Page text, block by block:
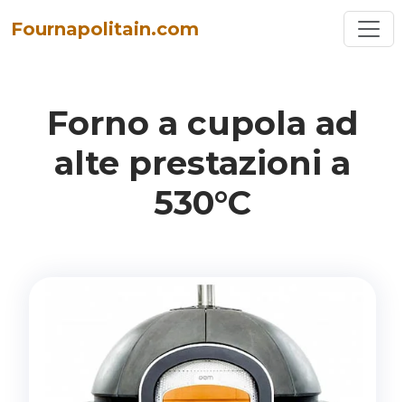
Fournapolitain.com
Forno a cupola ad
alte prestazioni a
530°C